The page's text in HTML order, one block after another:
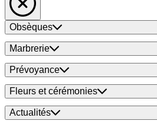
Obsèques
Marbrerie
Prévoyance
Fleurs et cérémonies
Actualités